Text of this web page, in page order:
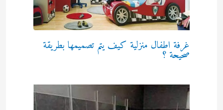
غرفة اطفال منزلية كيف يتم تصميمها بطريقة
صحيحة ؟